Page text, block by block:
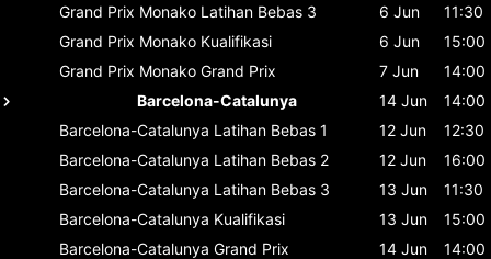
Grand Prix Monako Latihan Bebas 3 6 Jun
11:30
Grand Prix Monako Kualifikasi 6 Jun
15:00
Grand Prix Monako Grand Prix 7 Jun
14:00
Barcelona-Catalunya
14 Jun
14:00
Barcelona-Catalunya Latihan Bebas 1 12 Jun
12:30
Barcelona-Catalunya Latihan Bebas 2 12 Jun
16:00
Barcelona-Catalunya Latihan Bebas 3 13 Jun
11:30
Barcelona-Catalunya Kualifikasi 13 Jun
15:00
Barcelona-Catalunya Grand Prix 14 Jun
14:00